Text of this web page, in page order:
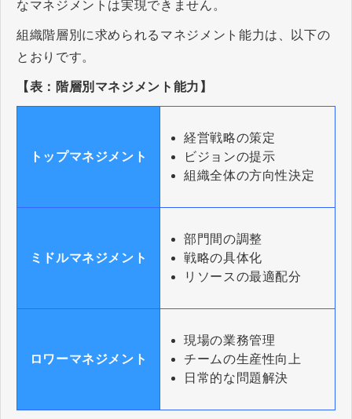
なマネジメントは実現できません。
組織階層別に求められるマネジメント能力は、以下の
とおりです。
【表：階層別マネジメント能力】
トップマネジメント
経営戦略の策定
ビジョンの提示
組織全体の方向性決定
ミドルマネジメント
部門間の調整
戦略の具体化
リソースの最適配分
ロワーマネジメント
現場の業務管理
チームの生産性向上
日常的な問題解決